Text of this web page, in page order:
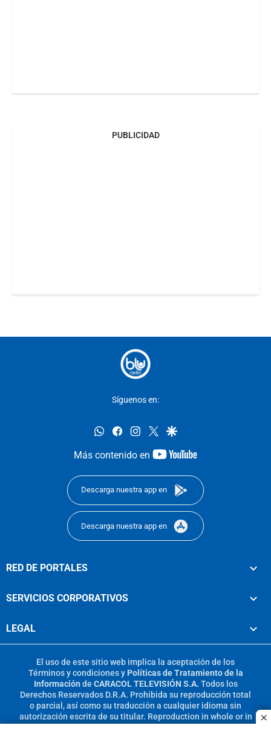
PUBLICIDAD
Síguenos en:
whatsappfacebookinstagram
twittergoogle
Más contenido en
youtube-
Descarga nuestra app en
Descarga nuestra app en
RED DE PORTALES
SERVICIOS CORPORATIVOS
LEGAL
El uso de este sitio web implica la aceptación de los
Términos y condicionesy Políticas de Tratamiento de la
Información de CARACOL TELEVISIÓN S.A. Todos los
Derechos Reservados D.R.A. Prohibida su reproducción total
o parcial, así como su traducción a cualquier idioma sin
autorización escrita de su titular. Reproduction in whole or in